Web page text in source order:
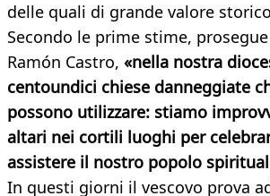
delle quali di grande valore
Secondo le prime stime,
Ramón Castro, «nella nostra
centoundici chiese danneggiate
possono utilizzare: stiamo
altari nei cortili luoghi per
assistere il nostro popolo
In questi giorni il vescovo prova